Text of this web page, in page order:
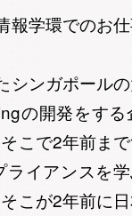
報学環でのお
ンガポール
の開発をす
こで2年前ま
イアンスを
こが2年前に